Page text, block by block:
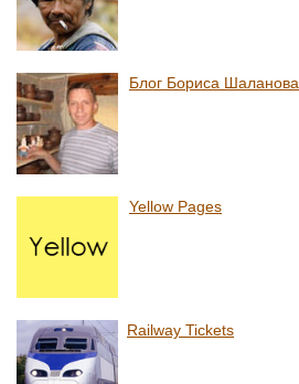
Блог Бориса Шаланова
Yellow Pages
Railway Tickets